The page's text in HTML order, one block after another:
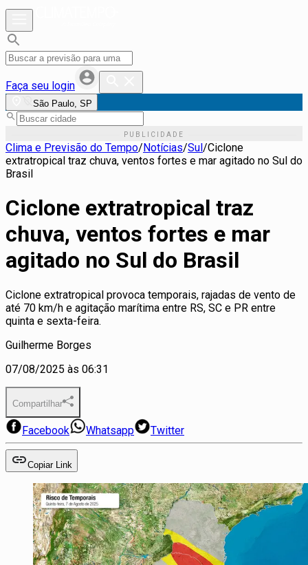
Faça seu login
São Paulo, SP
Clima e Previsão do Tempo/Notícias/Sul/Ciclone
extratropical traz chuva, ventos fortes e mar agitado no Sul do
Brasil
Ciclone extratropical traz
chuva, ventos fortes e mar
agitado no Sul do Brasil
Ciclone extratropical provoca temporais, rajadas de vento de
até 70 km/h e agitação marítima entre RS, SC e PR entre
quinta e sexta-feira.
Guilherme Borges
07/08/2025 às 06:31
Compartilhar
Facebook Whatsapp Twitter
Copiar Link